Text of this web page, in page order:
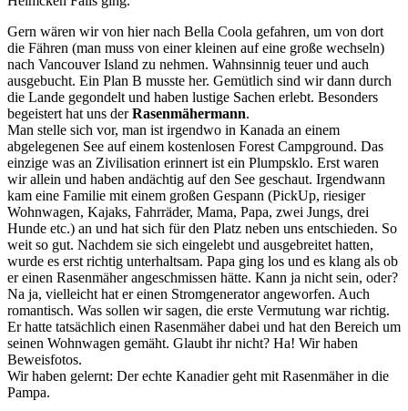
Gern wären wir von hier nach Bella Coola gefahren, um von dort
die Fähren (man muss von einer kleinen auf eine große wechseln)
nach Vancouver Island zu nehmen. Wahnsinnig teuer und auch
ausgebucht. Ein Plan B musste her. Gemütlich sind wir dann durch
die Lande gegondelt und haben lustige Sachen erlebt. Besonders
begeistert hat uns derRasenmähermann.
Man stelle sich vor, man ist irgendwo in Kanada an einem
abgelegenen See auf einem kostenlosen Forest Campground. Das
einzige was an Zivilisation erinnert ist ein Plumpsklo. Erst waren
wir allein und haben andächtig auf den See geschaut. Irgendwann
kam eine Familie mit einem großen Gespann (PickUp, riesiger
Wohnwagen, Kajaks, Fahrräder, Mama, Papa, zwei Jungs, drei
Hunde etc.) an und hat sich für den Platz neben uns entschieden. So
weit so gut. Nachdem sie sich eingelebt und ausgebreitet hatten,
wurde es erst richtig unterhaltsam. Papa ging los und es klang als ob
er einen Rasenmäher angeschmissen hätte. Kann ja nicht sein, oder?
Na ja, vielleicht hat er einen Stromgenerator angeworfen. Auch
romantisch. Was sollen wir sagen, die erste Vermutung war richtig.
Er hatte tatsächlich einen Rasenmäher dabei und hat den Bereich um
seinen Wohnwagen gemäht. Glaubt ihr nicht? Ha! Wir haben
Beweisfotos.
Wir haben gelernt: Der echte Kanadier geht mit Rasenmäher in die
Pampa.